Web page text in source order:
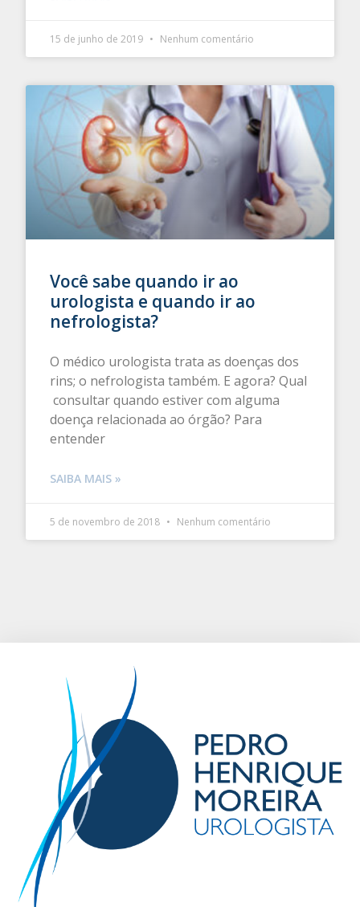
15 de junho de 2019 Nenhum comentário
Você sabe quando ir ao
urologista e quando ir ao
nefrologista?
O médico urologista trata as doenças dos
rins; o nefrologista também. E agora? Qual
consultar quando estiver com alguma
doença relacionada ao órgão? Para
entender
SAIBA MAIS »
5 de novembro de 2018 Nenhum comentário